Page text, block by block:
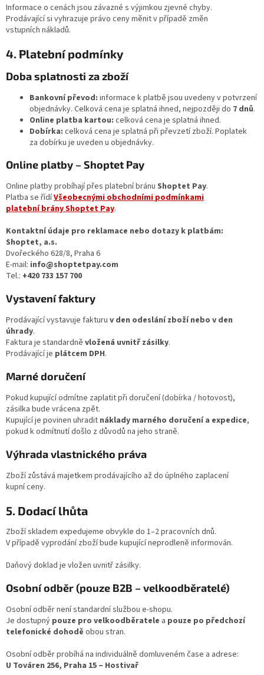
Informace o cenách jsou závazné s výjimkou zjevné chyby.
Prodávající si vyhrazuje právo ceny měnit v případě změn
vstupních nákladů.
4. Platební podmínky
Doba splatnosti za zboží
Bankovní převod: informace k platbě jsou uvedeny v potvrzení
objednávky. Celková cena je splatná ihned, nejpozději do 7 dnů.
Online platba kartou: celková cena je splatná ihned.
Dobírka: celková cena je splatná při převzetí zboží. Poplatek
za dobírku je uveden u objednávky.
Online platby – Shoptet Pay
Online platby probíhají přes platební bránu Shoptet Pay.
Platba se řídíVšeobecnými obchodními podmínkami
platební brány Shoptet Pay.
Kontaktní údaje pro reklamace nebo dotazy k platbám:
Shoptet, a.s.
Dvořeckého 628/8, Praha 6
E‑mail: info@shoptetpay.com
Tel.: +420 733 157 700
Vystavení faktury
Prodávající vystavuje fakturu v den odeslání zboží nebo v den
úhrady.
Faktura je standardně vložená uvnitř zásilky.
Prodávající je plátcem DPH.
Marné doručení
Pokud kupující odmítne zaplatit při doručení (dobírka / hotovost),
zásilka bude vrácena zpět.
Kupující je povinen uhradit náklady marného doručení a expedice,
pokud k odmítnutí došlo z důvodů na jeho straně.
Výhrada vlastnického práva
Zboží zůstává majetkem prodávajícího až do úplného zaplacení
kupní ceny.
5. Dodací lhůta
Zboží skladem expedujeme obvykle do 1–2 pracovních dnů.
V případě vyprodání zboží bude kupující neprodleně informován.
Daňový doklad je vložen uvnitř zásilky.
Osobní odběr (pouze B2B – velkoodběratelé)
Osobní odběr není standardní službou e‑shopu.
Je dostupný pouze pro velkoodběratele a pouze po předchozí
telefonické dohodě obou stran.
Osobní odběr probíhá na individuálně domluveném čase a adrese:
U Továren 256, Praha 15 – Hostivař